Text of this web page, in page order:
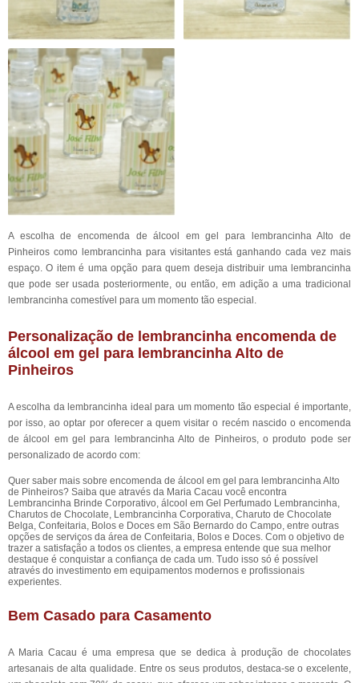
A escolha de encomenda de álcool em gel para lembrancinha Alto de
Pinheiros como lembrancinha para visitantes está ganhando cada vez mais
espaço. O item é uma opção para quem deseja distribuir uma lembrancinha
que pode ser usada posteriormente, ou então, em adição a uma tradicional
lembrancinha comestível para um momento tão especial.
Personalização de lembrancinha encomenda de
álcool em gel para lembrancinha Alto de
Pinheiros
A escolha da lembrancinha ideal para um momento tão especial é importante,
por isso, ao optar por oferecer a quem visitar o recém nascido o encomenda
de álcool em gel para lembrancinha Alto de Pinheiros, o produto pode ser
personalizado de acordo com:
Quer saber mais sobre encomenda de álcool em gel para lembrancinha Alto
de Pinheiros? Saiba que através da Maria Cacau você encontra
Lembrancinha Brinde Corporativo, álcool em Gel Perfumado Lembrancinha,
Charutos de Chocolate, Lembrancinha Corporativa, Charuto de Chocolate
Belga, Confeitaria, Bolos e Doces em São Bernardo do Campo, entre outras
opções de serviços da área de Confeitaria, Bolos e Doces. Com o objetivo de
trazer a satisfação a todos os clientes, a empresa entende que sua melhor
destaque é conquistar a confiança de cada um. Tudo isso só é possível
através do investimento em equipamentos modernos e profissionais
experientes.
Bem Casado para Casamento
A Maria Cacau é uma empresa que se dedica à produção de chocolates
artesanais de alta qualidade. Entre os seus produtos, destaca-se o excelente,